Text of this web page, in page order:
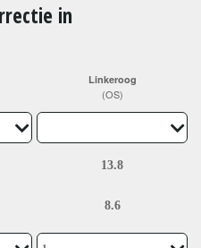
in
Linkeroog
(OS)